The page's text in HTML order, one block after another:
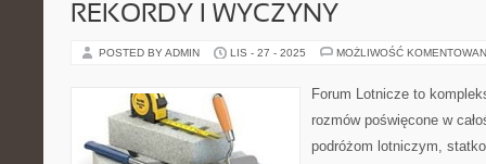
REKORDY I WYCZYNY
POSTED BY ADMIN LIS - 27 - 2025 MOŻLIWOŚĆ
Forum Lotnicze to
rozmów poświęcone w
podróżom lotniczym,